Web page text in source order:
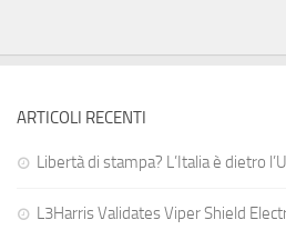
ARTICOLI RECENTI
Libertà di stampa? L’Italia è dietro
L3Harris Validates Viper Shield